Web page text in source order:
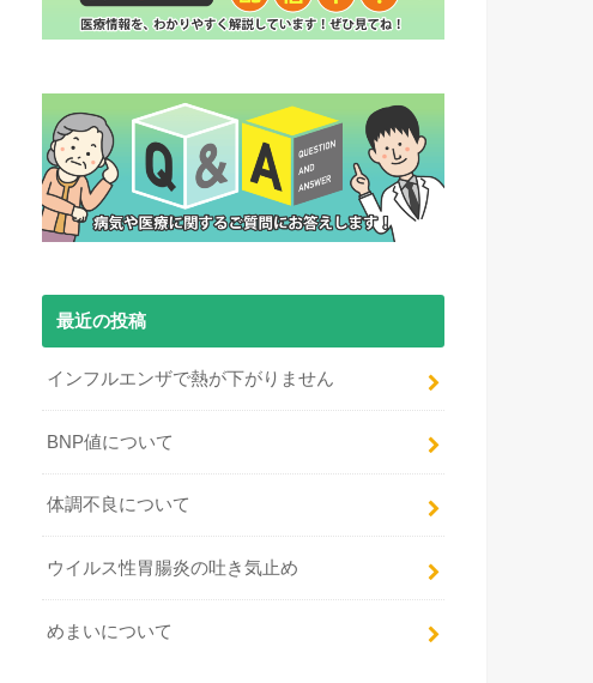
最近の投稿
インフルエンザで熱が下がりません
BNP値について
体調不良について
ウイルス性胃腸炎の吐き気止め
めまいについて